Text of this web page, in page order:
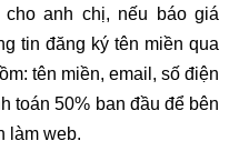
anh chị, nếu báo giá
tin đăng ký tên miền qua
tên miền, email, số điện
toán 50% ban đầu để bên
làm web.